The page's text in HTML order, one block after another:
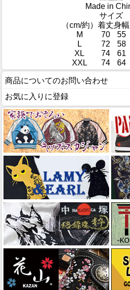
Made in
サイズ
（cm/約） 着丈身幅
M
70 55
L
72 58
XL
74 61
XXL
74 64
商品についてのお問い合わせ
お気に入りに登録